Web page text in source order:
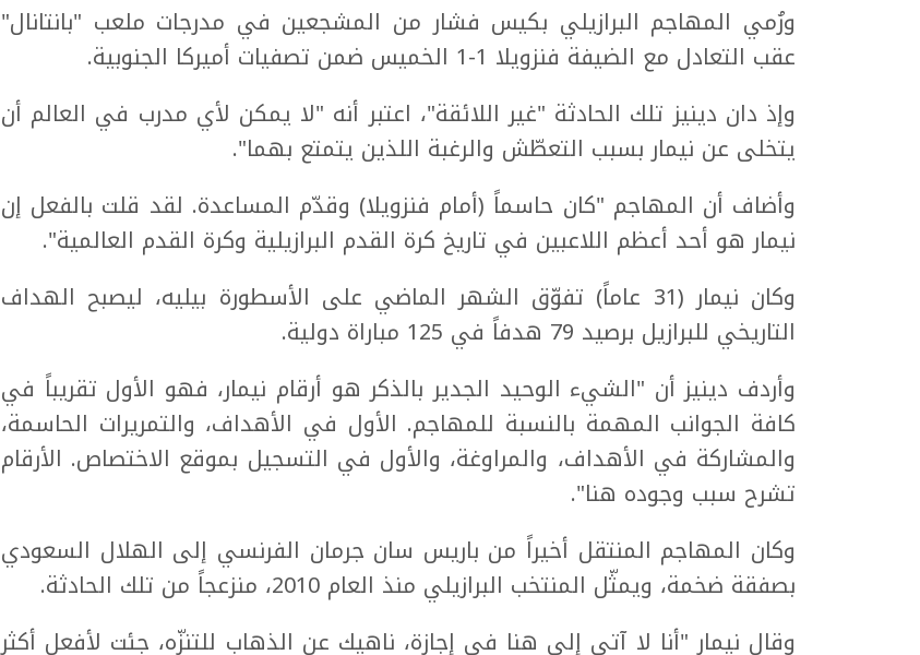
ورُمي المهاجم البرازيلي بكيس فشار من المشجعين في مدرجات ملعب "بانتانال"
عقب التعادل مع الضيفة فنزويلا 1-1 الخميس ضمن تصفيات أميركا الجنوبية.
وإذ دان دينيز تلك الحادثة "غير اللائقة"، اعتبر أنه "لا يمكن لأي مدرب في العالم أن
يتخلى عن نيمار بسبب التعطّش والرغبة اللذين يتمتع بهما".
وأضاف أن المهاجم "كان حاسماً (أمام فنزويلا) وقدّم المساعدة. لقد قلت بالفعل إن
نيمار هو أحد أعظم اللاعبين في تاريخ كرة القدم البرازيلية وكرة القدم العالمية".
وكان نيمار (31 عاماً) تفوّق الشهر الماضي على الأسطورة بيليه، ليصبح الهداف
التاريخي للبرازيل برصيد 79 هدفاً في 125 مباراة دولية.
وأردف دينيز أن "الشيء الوحيد الجدير بالذكر هو أرقام نيمار، فهو الأول تقريباً في
كافة الجوانب المهمة بالنسبة للمهاجم. الأول في الأهداف، والتمريرات الحاسمة،
والمشاركة في الأهداف، والمراوغة، والأول في التسجيل بموقع الاختصاص. الأرقام
تشرح سبب وجوده هنا".
وكان المهاجم المنتقل أخيراً من باريس سان جرمان الفرنسي إلى الهلال السعودي
بصفقة ضخمة، ويمثّل المنتخب البرازيلي منذ العام 2010، منزعجاً من تلك الحادثة.
وقال نيمار "أنا لا آتي إلى هنا في إجازة، ناهيك عن الذهاب للتنزّه، جئت لأفعل أكثر